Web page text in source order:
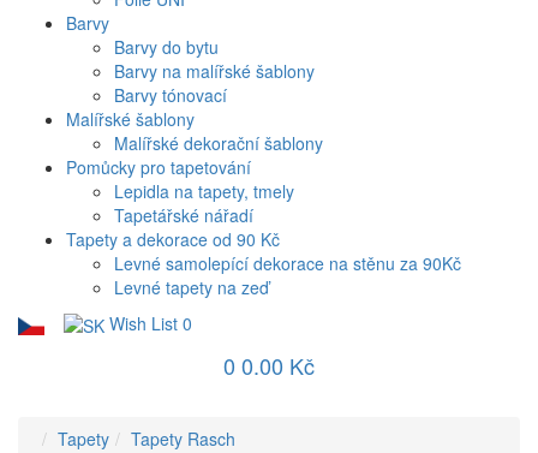
Barvy
Barvy do bytu
Barvy na malířské šablony
Barvy tónovací
Malířské šablony
Malířské dekorační šablony
Pomůcky pro tapetování
Lepidla na tapety, tmely
Tapetářské nářadí
Tapety a dekorace od 90 Kč
Levné samolepící dekorace na stěnu za 90Kč
Levné tapety na zeď
Wish List 0
0 0.00 Kč
Tapety Tapety Rasch